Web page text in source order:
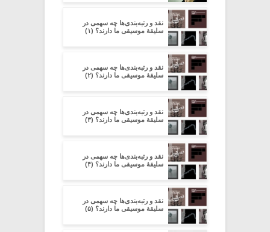
نقد و رتبه‌بندی‌ها چه سهمی در
سلیقۀ موسیقی ما دارند؟ (۱)
نقد و رتبه‌بندی‌ها چه سهمی در
سلیقۀ موسیقی ما دارند؟ (۲)
نقد و رتبه‌بندی‌ها چه سهمی در
سلیقۀ موسیقی ما دارند؟ (۳)
نقد و رتبه‌بندی‌ها چه سهمی در
سلیقۀ موسیقی ما دارند؟ (۴)
نقد و رتبه‌بندی‌ها چه سهمی در
سلیقۀ موسیقی ما دارند؟ (۵)